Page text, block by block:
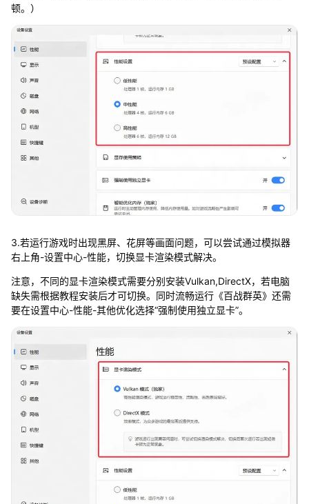
顿。）
3.若运行游戏时出现黑屏、花屏等画面问题，可以尝试通过模拟器
右上角-设置中心-性能，切换显卡渲染模式解决。
注意，不同的显卡渲染模式需要分别安装Vulkan,DirectX，若电脑
缺失需根据教程安装后才可切换。同时流畅运行《百战群英》还需
要在设置中心-性能-其他优化选择“强制使用独立显卡”。